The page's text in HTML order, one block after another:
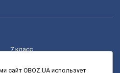
7 класс
сайт OBOZ.UA использует